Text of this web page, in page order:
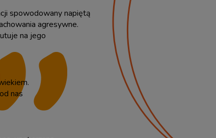
spowodowany napiętą
agresywne.
na jego
nas